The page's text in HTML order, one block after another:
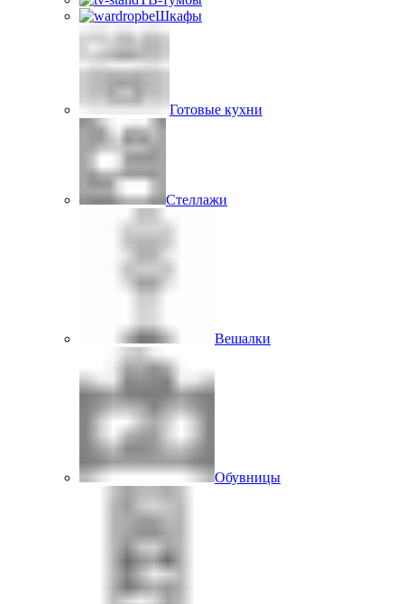
Шкафы
Готовые кухни
Стеллажи
Вешалки
Обувницы